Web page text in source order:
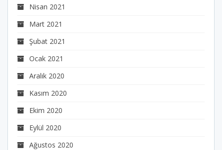
Nisan 2021
Mart 2021
Şubat 2021
Ocak 2021
Aralık 2020
Kasım 2020
Ekim 2020
Eylül 2020
Ağustos 2020